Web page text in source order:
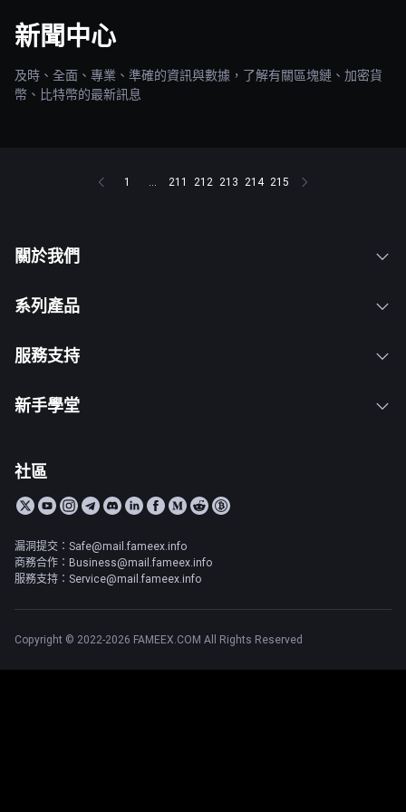
新聞中心
及時、全面、專業、準確的資訊與數據，了解有關區塊鏈、加密貨
幣、比特幣的最新訊息
1 ... 211 212 213 214 215
關於我們
系列產品
服務支持
新手學堂
社區
漏洞提交：Safe@mail.fameex.info
商務合作：Business@mail.fameex.info
服務支持：Service@mail.fameex.info
Copyright © 2022-2026 FAMEEX.COM All Rights Reserved